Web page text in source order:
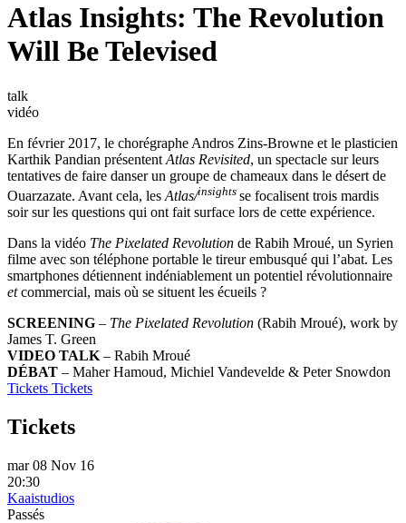
Atlas Insights: The Revolution
Will Be Televised
talk
vidéo
En février 2017, le chorégraphe Andros Zins-Browne et le plasticien
Karthik Pandian présentent Atlas Revisited, un spectacle sur leurs
tentatives de faire danser un groupe de chameaux dans le désert de
Ouarzazate. Avant cela, les Atlas/insights se focalisent trois mardis
soir sur les questions qui ont fait surface lors de cette expérience.
Dans la vidéo The Pixelated Revolution de Rabih Mroué, un Syrien
filme avec son téléphone portable le tireur embusqué qui l’abat. Les
smartphones détiennent indéniablement un potentiel révolutionnaire
etcommercial, mais où se situent les écueils ?
SCREENING – The Pixelated Revolution (Rabih Mroué), work by
James T. Green
VIDEO TALK – Rabih Mroué
DÉBAT – Maher Hamoud, Michiel Vandevelde & Peter Snowdon
Tickets Tickets
Tickets
mar 08 Nov 16
20:30
Kaaistudios
Passés